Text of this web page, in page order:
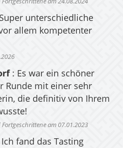
am 24.08.2024
unterschiedliche
allem kompetenter
: Es war ein schöner
Runde mit einer sehr
die definitiv von Ihrem
am 07.01.2023
Ich fand das Tasting